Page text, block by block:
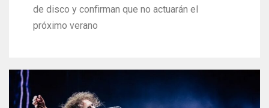
de disco y confirman que no actuarán el
próximo verano